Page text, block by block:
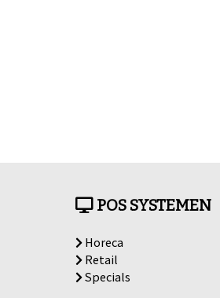
POS SYSTEMEN
Horeca
Retail
Specials